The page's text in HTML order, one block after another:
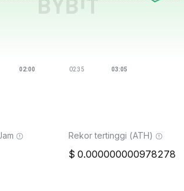
Rekor tertinggi (ATH)
0.000000000978278